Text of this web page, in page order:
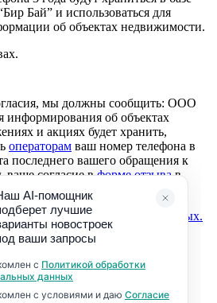
Бай” и использоваться для
об объектах недвижимости.
мы должны сообщить: ООО
информирования об объектах
и акциях будет хранить,
операторам ваш номер телефона в
последнего вашего обращения к
ваше согласие вформе отзывав
обработку персональных данных.
связи
недвижимости,